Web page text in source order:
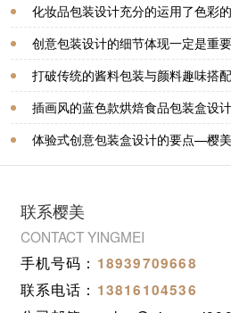
美包装
化妆品包装设计充分的运用了色彩
包装
创意包装设计的细节体现一定是重
打破传统的酱料包装与颜料趣味搭
美包装
插画风的蓝色款烘焙食品包装盒设
体验式创意包装盒设计的要点—樱
联系樱美
CONTACT YINGMEI
手机号码： 18939709668
联系电话： 13816104536